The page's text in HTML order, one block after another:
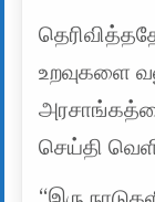
உறவுகளை
செய்தி